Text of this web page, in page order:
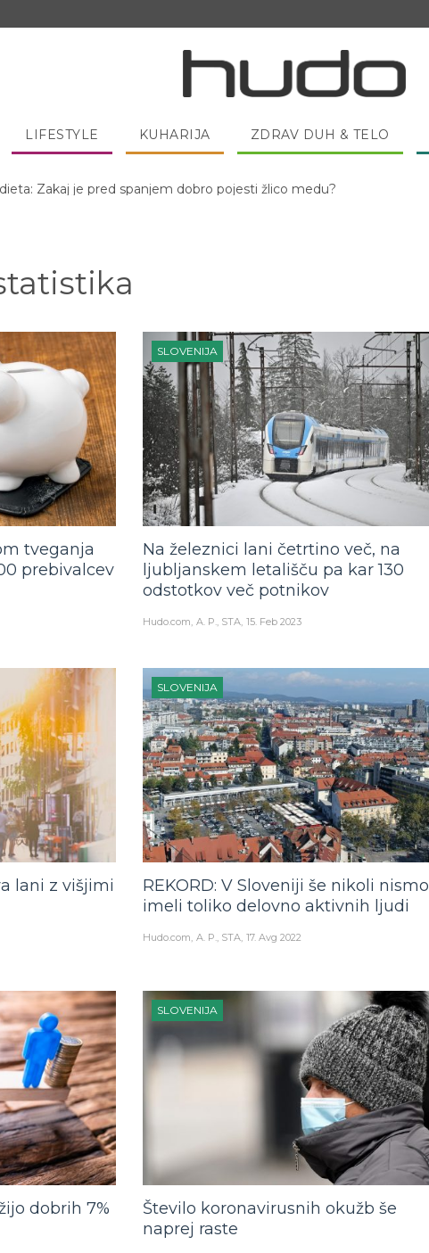
LIFESTYLE KUHARIJA ZDRAV DUH & TELO
Zakaj je pred spanjem dobro pojesti žlico medu?
tveganja
prebivalcev
SLOVENIJA
Na železnici lani četrtino več, na
ljubljanskem letališču pa kar 130
odstotkov več potnikov
Hudo.com A. P., STA 15. Feb 2023
lani z višjimi
SLOVENIJA
REKORD: V Sloveniji še nikoli nismo
imeli toliko delovno aktivnih ljudi
Hudo.com A. P., STA 17. Avg 2022
dobrih 7%
SLOVENIJA
Število koronavirusnih okužb še
naprej raste